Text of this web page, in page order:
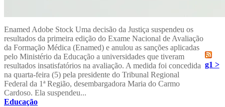
Enamed Adobe Stock Uma decisão da Justiça suspendeu os
resultados da primeira edição do Exame Nacional de Avaliação
da Formação Médica (Enamed) e anulou as sanções aplicadas
pelo Ministério da Educação a universidades que tiveram
resultados insatisfatórios na avaliação. A medida foi concedida
na quarta-feira (5) pela presidente do Tribunal Regional
Federal da 1ª Região, desembargadora Maria do Carmo
Cardoso. Ela suspendeu...
g1 >
Educação